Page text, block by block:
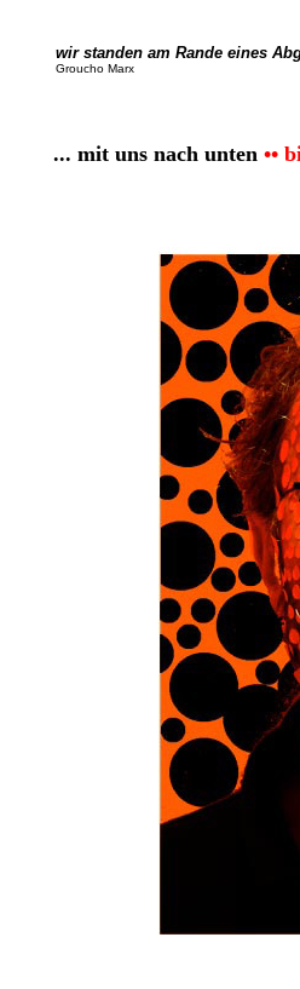
wir standen am Rande eines
Groucho Marx
... mit uns nach unten ••